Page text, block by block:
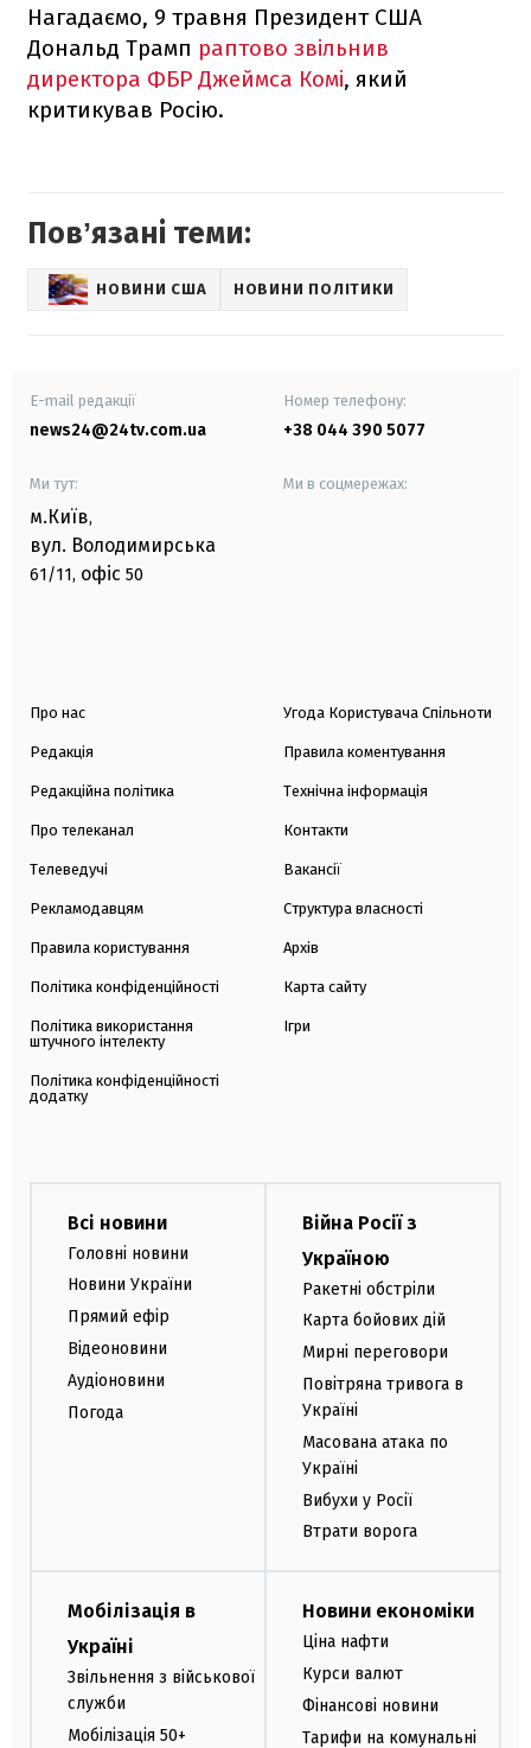
Нагадаємо, 9 травня Президент США
Дональд Трамп раптово звільнив
директора ФБР Джеймса Комі, який
критикував Росію.
Повʼязані теми:
НОВИНИ США НОВИНИ ПОЛІТИКИ
E-mail редакції
news24@24tv.com.ua
Номер телефону:
+38 044 390 5077
Ми тут:
м.Київ,
вул. Володимирська
61/11, офіс 50
Ми в соцмережах:
Про нас
Редакція
Редакційна політика
Про телеканал
Телеведучі
Рекламодавцям
Правила користування
Політика конфіденційності
Політика використання
штучного інтелекту
Політика конфіденційності
додатку
Угода Користувача Спільноти
Правила коментування
Технічна інформація
Контакти
Вакансії
Структура власності
Архів
Карта сайту
Ігри
Всі новини
Головні новини
Новини України
Прямий ефір
Відеоновини
Аудіоновини
Погода
Війна Росії з
Україною
Ракетні обстріли
Карта бойових дій
Мирні переговори
Повітряна тривога в
Україні
Масована атака по
Україні
Вибухи у Росії
Втрати ворога
Мобілізація в
Україні
Звільнення з військової
служби
Мобілізація 50+
Новини економіки
Ціна нафти
Курси валют
Фінансові новини
Тарифи на комунальні